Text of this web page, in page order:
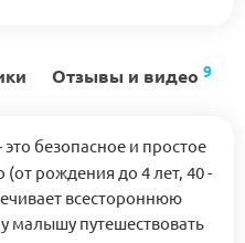
Отзывы и видео 9
безопасное и простое
рождения до 4 лет, 40 -
всестороннюю
малышу путешествовать